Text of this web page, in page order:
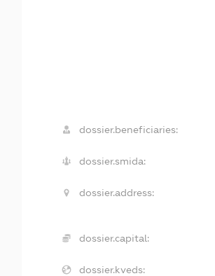
dossier.beneficiaries:
dossier.smida:
dossier.address:
dossier.capital:
dossier.kveds: